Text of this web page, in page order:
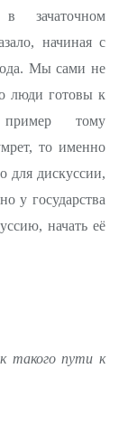
в зачаточном
начиная с
Мы сами не
люди готовы к
пример тому
то именно
для дискуссии,
у государства
начать её
такого пути к